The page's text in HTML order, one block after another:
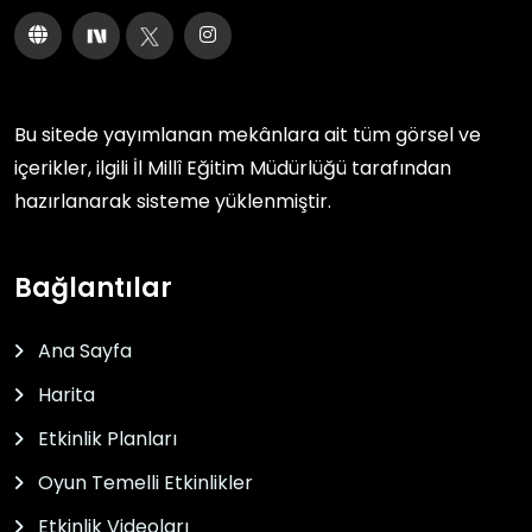
Bu sitede yayımlanan mekânlara ait tüm görsel ve
içerikler, ilgili İl Millî Eğitim Müdürlüğü tarafından
hazırlanarak sisteme yüklenmiştir.
Bağlantılar
Ana Sayfa
Harita
Etkinlik Planları
Oyun Temelli Etkinlikler
Etkinlik Videoları